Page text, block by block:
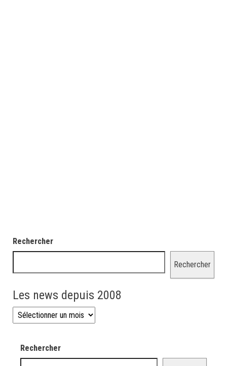
Rechercher
Rechercher
Les news depuis 2008
Les news depuis 2008
Rechercher